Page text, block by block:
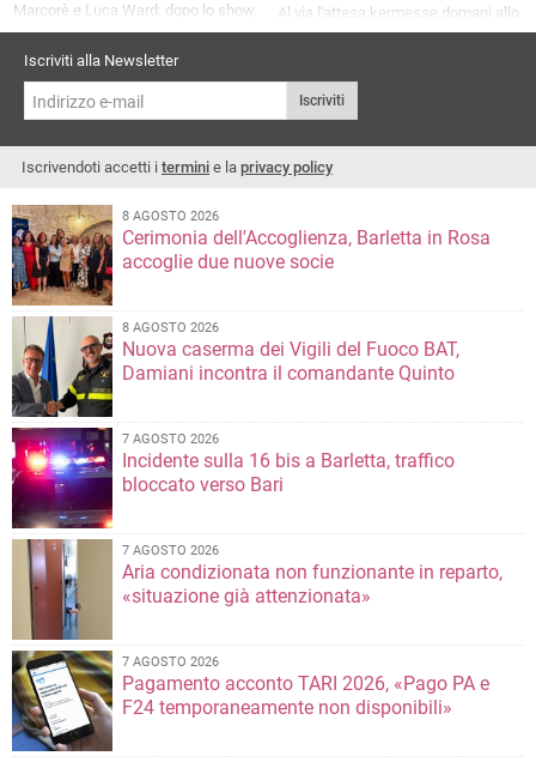
Marcorè e Luca Ward: dopo lo show,
si concedono una cena da Gallo
Restaurant
Al via l'attesa kermesse domani allo
Smeraldo Ricevimenti di Canosa di
Iscriviti alla Newsletter
Iscriviti
Iscrivendoti accetti i termini e la privacy policy
8 AGOSTO 2026
Cerimonia dell'Accoglienza, Barletta in Rosa
accoglie due nuove socie
8 AGOSTO 2026
Nuova caserma dei Vigili del Fuoco BAT,
Damiani incontra il comandante Quinto
7 AGOSTO 2026
Incidente sulla 16 bis a Barletta, traffico
bloccato verso Bari
7 AGOSTO 2026
Aria condizionata non funzionante in reparto,
«situazione già attenzionata»
7 AGOSTO 2026
Pagamento acconto TARI 2026, «Pago PA e
F24 temporaneamente non disponibili»